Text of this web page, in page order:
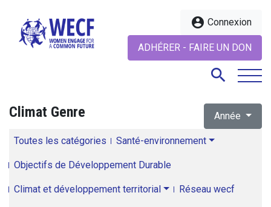
account_circle Connexion
ADHÉRER - FAIRE UN DON
search
Climat Genre Année
Toutes les catégories Santé-environnement
Objectifs de Développement Durable
Climat et développement territorial Réseau wecf